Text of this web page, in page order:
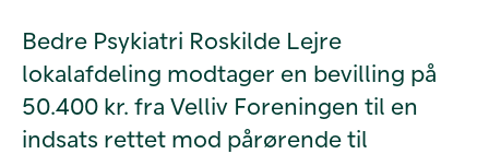
Bedre Psykiatri Roskilde Lejre
lokalafdeling modtager en bevilling på
50.400 kr. fra Velliv Foreningen til en
indsats rettet mod pårørende til